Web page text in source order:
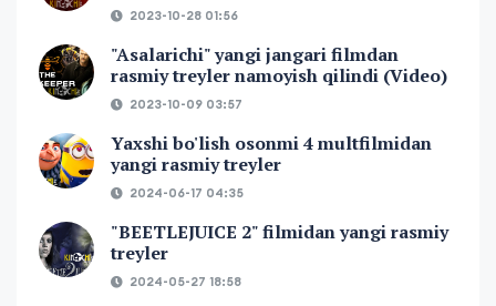
2023-10-28 01:56
"Asalarichi" yangi jangari filmdan
rasmiy treyler namoyish qilindi (Video)
2023-10-09 03:57
Yaxshi bo'lish osonmi 4 multfilmidan
yangi rasmiy treyler
2024-06-17 04:35
"BEETLEJUICE 2" filmidan yangi rasmiy
treyler
2024-05-27 18:58